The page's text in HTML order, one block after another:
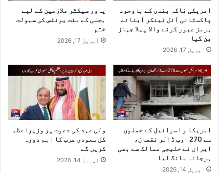
امریکی ناکہ بندی کے باوجود
پاکستانی آئل ٹینکر آبنائے
ہرمز عبور کرنے والا پہلا جہاز
بن گیا
اپریل 17, 2026
پاور سیکٹر ملازمین کے لیے
بجلی کے مفت یونٹس کی سہولت
ختم
اپریل 17, 2026
امریکا و اسرائیل کے حملوں
سے 270 ارب ڈالر نقصان،
ایران نے خلیجی ممالک سے بھی
ہرجانہ مانگ لیا
اپریل 14, 2026
ولی عہد کی دعوت پر وزیراعظم
کل سعودی عرب کا اہم دورہ
کریں گے
اپریل 14, 2026